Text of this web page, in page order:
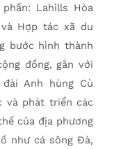
Lahills Hòa
và Hợp tác xã du
bước hình thành
đồng, gắn với
Anh hùng Cù
và phát triển các
của địa phương
như cá sông Đà,